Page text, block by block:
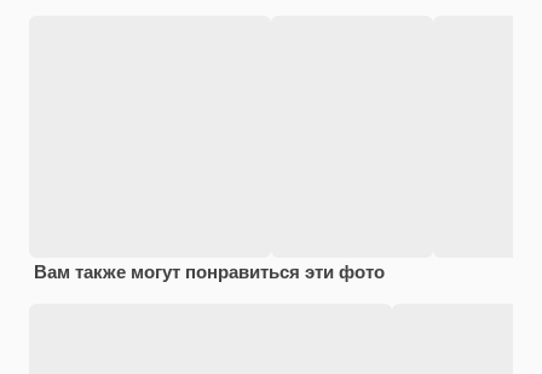
Вам также могут понравиться эти фото